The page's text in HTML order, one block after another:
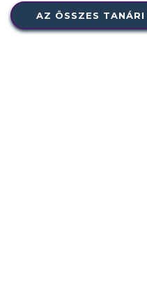
AZ ÖSSZES